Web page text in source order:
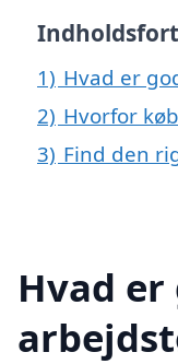
1) Hvad er
2) Hvorfor
3) Find den
Hvad